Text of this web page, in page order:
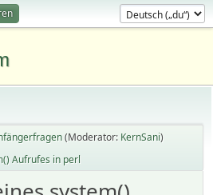
(Moderator: KernSani)
Aufrufes in perl